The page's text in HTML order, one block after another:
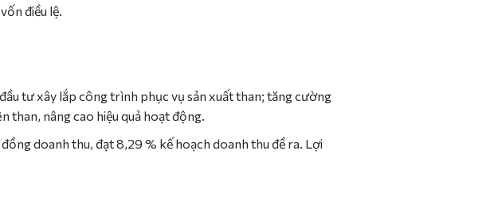
điều lệ.
tư xây lắp công trình phục vụ sản xuất than; tăng cường
than, nâng cao hiệu quả hoạt động.
doanh thu, đạt 8,29 % kế hoạch doanh thu đề ra. Lợi